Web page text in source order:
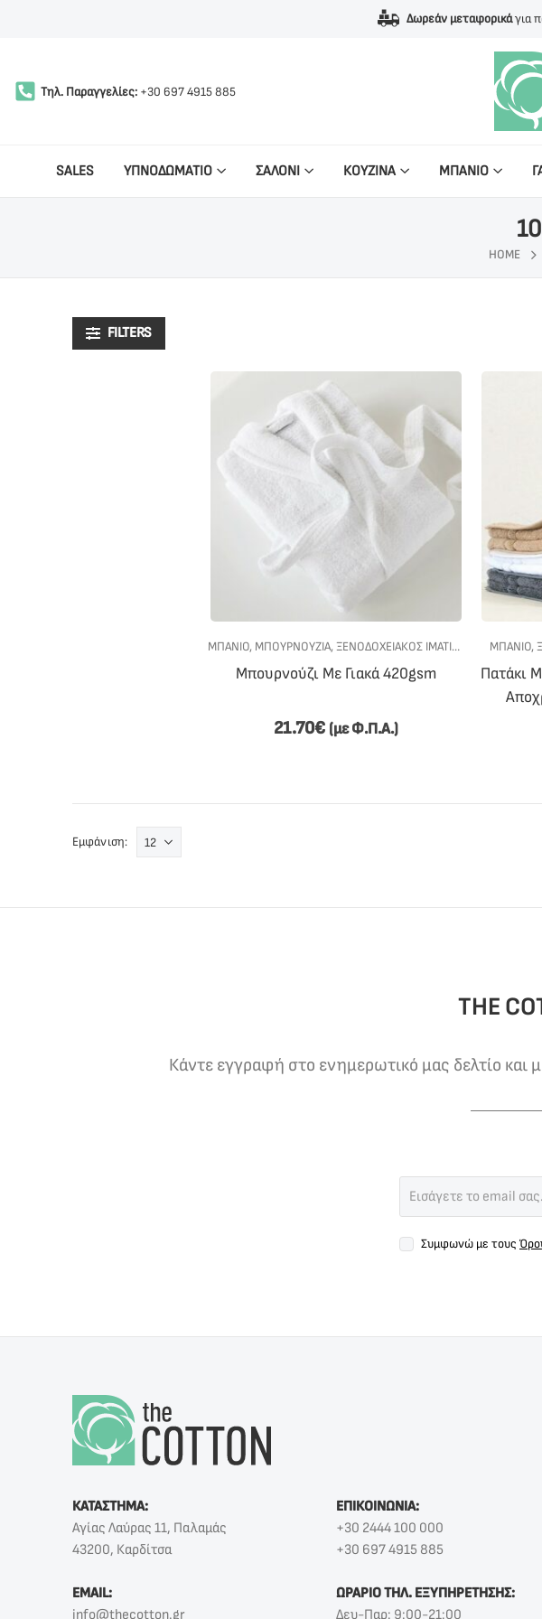
Δωρεάν μεταφορικάγια
Τηλ. Παραγγελίες: +30 697 4915 885
SALES ΥΠΝΟΔΩΜΑΤΙΟ ΣΑΛΟΝΙ ΚΟΥΖΙΝΑ ΜΠΑΝΙΟ
HOME
FILTERS
ΜΠΑΝΙΟ, ΜΠΟΥΡΝΟΎΖΙΑ,ΞΕΝΟΔΟΧΕΙΑΚΟΣ ΙΜΑΤΙΣΜΟΣ
Μπουρνούζι Με Γιακά 420gsm
21.70€ (με Φ.Π.Α.)
ΜΠΑΝΙΟ,
Πατάκι
Εμφάνιση:
THE
Κάντε εγγραφή στο ενημερωτικό μας δελτίο και
Συμφωνώ με τους
ΚΑΤΑΣΤΗΜΑ:
Αγίας Λαύρας 11, Παλαμάς
43200, Καρδίτσα
ΕΠΙΚΟΙΝΩΝΙΑ:
+30 2444 100 000
+30 697 4915 885
EMAIL:
info@thecotton.gr
ΩΡΑΡΙΟ ΤΗΛ. ΕΞΥΠΗΡΕΤΗΣΗΣ:
Δευ-Παρ: 9:00-21:00